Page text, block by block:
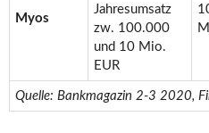
Myos
Jahresumsatz
zw. 100.000
und 10 Mio.
EUR
Quelle: Bankmagazin 2-3 2020,